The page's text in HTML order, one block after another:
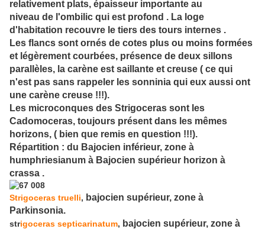
relativement plats, épaisseur importante au
niveau de l'ombilic qui est profond . La loge
d'habitation recouvre le tiers des tours internes .
Les flancs sont ornés de cotes plus ou moins formées
et légèrement courbées, présence de deux sillons
parallèles, la carène est saillante et creuse ( ce qui
n'est pas sans rappeler les sonninia qui eux aussi ont
une carène creuse !!!).
Les microconques des Strigoceras sont les
Cadomoceras, toujours présent dans les mêmes
horizons, ( bien que remis en question !!!).
Répartition : du Bajocien inférieur, zone à
humphriesianum à Bajocien supérieur horizon à
crassa .
Strigoceras truelli, bajocien supérieur, zone à
Parkinsonia.
strigoceras septicarinatum, bajocien supérieur, zone à